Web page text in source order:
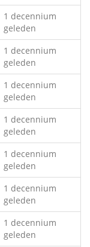
1 decennium
geleden
1 decennium
geleden
1 decennium
geleden
1 decennium
geleden
1 decennium
geleden
1 decennium
geleden
1 decennium
geleden